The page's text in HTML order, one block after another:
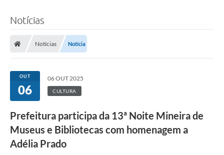
Notícias
Notícias Notícia
OUT
06
06 OUT 2025
CULTURA
Prefeitura participa da 13ª Noite Mineira de
Museus e Bibliotecas com homenagem a
Adélia Prado